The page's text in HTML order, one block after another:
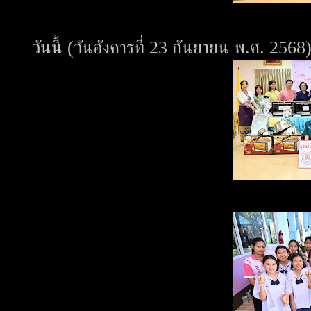
วันนี้ (วันอังคารที่ 23 กันยายน พ.ศ.